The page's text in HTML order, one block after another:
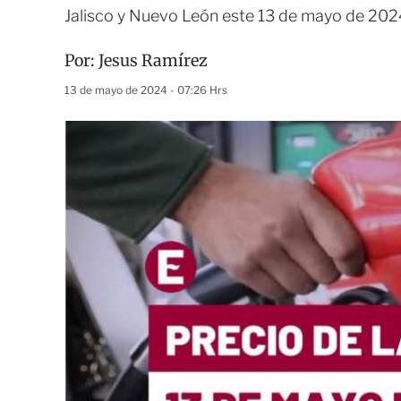
Jalisco y Nuevo León este 13 de mayo de
Por: Jesus Ramírez
13 de mayo de 2024 - 07:26 Hrs